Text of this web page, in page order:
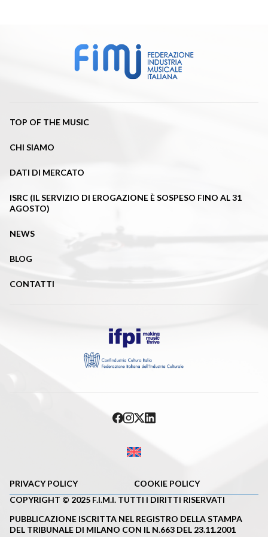
TOP OF THE MUSIC
CHI SIAMO
DATI DI MERCATO
ISRC (IL SERVIZIO DI EROGAZIONE È SOSPESO FINO AL 31
AGOSTO)
NEWS
BLOG
CONTATTI
PRIVACY POLICY
COOKIE POLICY
COPYRIGHT © 2025 F.I.M.I. TUTTI I DIRITTI RISERVATI
PUBBLICAZIONE ISCRITTA NEL REGISTRO DELLA STAMPA
DEL TRIBUNALE DI MILANO CON IL N.663 DEL 23.11.2001